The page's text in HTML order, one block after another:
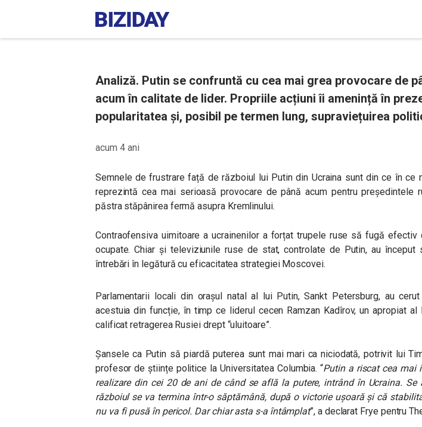
Analiză. Putin se confruntă cu cea mai grea provocare de
acum în calitate de lider. Propriile acțiuni îi amenință în
popularitatea și, posibil pe termen lung, supraviețuirea
acum 4 ani
Semnele de frustrare față de războiul lui Putin din Ucraina sunt din ce în ce
reprezintă cea mai serioasă provocare de până acum pentru președintele
păstra stăpânirea fermă asupra Kremlinului.
Contraofensiva uimitoare a ucrainenilor a forțat trupele ruse să fugă efectiv
ocupate. Chiar și televiziunile ruse de stat, controlate de Putin, au început
întrebări în legătură cu eficacitatea strategiei Moscovei.
Parlamentarii locali din orașul natal al lui Putin, Sankt Petersburg, au cerut
acestuia din funcție, în timp ce liderul cecen Ramzan Kadîrov, un apropiat al
calificat retragerea Rusiei drept “uluitoare”.
Șansele ca Putin să piardă puterea sunt mai mari ca niciodată, potrivit lui
profesor de științe politice la Universitatea Columbia. “Putin a riscat cea mai
realizare din cei 20 de ani de când se află la putere, intrând în Ucraina. Se
războiul se va termina într-o săptămână, după o victorie ușoară și că
nu va fi pusă în pericol. Dar chiar asta s-a întâmplat”, a declarat Frye pentru